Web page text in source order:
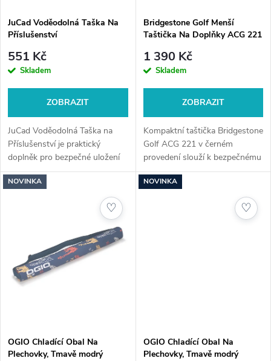
r
o
d
u
k
t
p
r
o
u
k
t
JuCad Voděodolná Taška Na
Příslušenství
551 Kč
Skladem
ZOBRAZIT
JuCad Voděodolná Taška na
Příslušenství je praktický
doplněk pro bezpečné uložení
osobních věcí během hry.
Voděodolné provedení chrání
mobil, klíče i cennosti před
Bridgestone Golf Menší
Taštička Na Doplňky ACG 221
1 390 Kč
Skladem
ZOBRAZIT
Kompaktní taštička Bridgestone
Golf ACG 221 v černém
provedení slouží k bezpečnému
uložení golfových doplňků, jako
jsou míčky, týčka nebo osobní
předměty. Je ideální pro hráče,...
NOVINKA
OGIO Chladící Obal Na
Plechovky, Tmavě modrý
♡
NOVINKA
OGIO Chladící Obal Na
Plechovky, Tmavě modrý
♡